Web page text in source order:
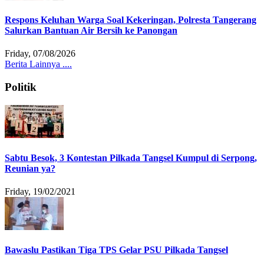
Respons Keluhan Warga Soal Kekeringan, Polresta Tangerang
Salurkan Bantuan Air Bersih ke Panongan
Friday, 07/08/2026
Berita Lainnya ....
Politik
Sabtu Besok, 3 Kontestan Pilkada Tangsel Kumpul di Serpong,
Reunian ya?
Friday, 19/02/2021
Bawaslu Pastikan Tiga TPS Gelar PSU Pilkada Tangsel